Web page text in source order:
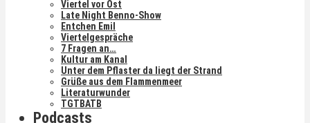
Viertel vor Ost
Late Night Benno-Show
Entchen Emil
Viertelgespräche
7 Fragen an…
Kultur am Kanal
Unter dem Pflaster da liegt der Strand
Grüße aus dem Flammenmeer
Literaturwunder
TGTBATB
Podcasts